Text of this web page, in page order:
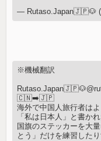
— Rutaso.Japan🇯🇵🐶
※機械翻訳
🇨🇳➡️🇯🇵
海外で中国人旅行者は
「私は日本人」と書か
国旗のステッカーを大
とう」だけを練習したり